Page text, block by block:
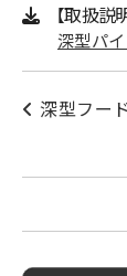
【取扱説
深型パ
深型フー